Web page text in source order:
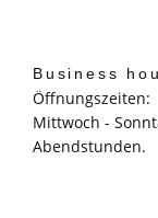
Business
Öffnungszeiten:
Mittwoch -
Abendstunden.